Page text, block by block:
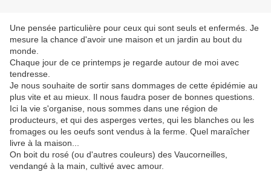
Une pensée particulière pour ceux qui sont seuls et enfermés. Je
mesure la chance d'avoir une maison et un jardin au bout du
monde.
Chaque jour de ce printemps je regarde autour de moi avec
tendresse.
Je nous souhaite de sortir sans dommages de cette épidémie au
plus vite et au mieux. Il nous faudra poser de bonnes questions.
Ici la vie s'organise, nous sommes dans une région de
producteurs, et qui des asperges vertes, qui les blanches ou les
fromages ou les oeufs sont vendus à la ferme. Quel maraîcher
livre à la maison...
On boit du rosé (ou d'autres couleurs) des Vaucorneilles,
vendangé à la main, cultivé avec amour.